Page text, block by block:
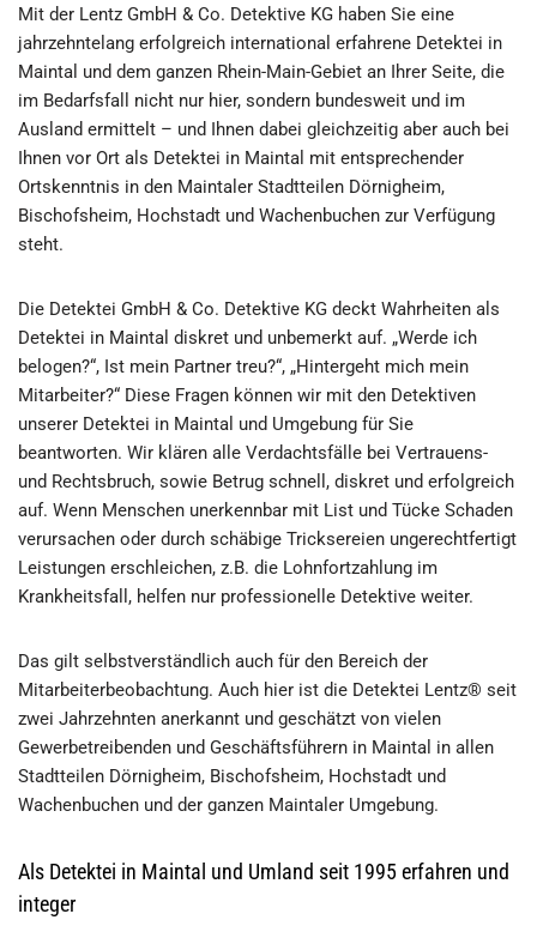
Mit der Lentz GmbH & Co. Detektive KG haben Sie eine
jahrzehntelang erfolgreich international erfahrene Detektei in
Maintal und dem ganzen Rhein-Main-Gebiet an Ihrer Seite, die
im Bedarfsfall nicht nur hier, sondern bundesweit und im
Ausland ermittelt – und Ihnen dabei gleichzeitig aber auch bei
Ihnen vor Ort als Detektei in Maintal mit entsprechender
Ortskenntnis in den Maintaler Stadtteilen Dörnigheim,
Bischofsheim, Hochstadt und Wachenbuchen zur Verfügung
steht.
Die Detektei GmbH & Co. Detektive KG deckt Wahrheiten als
Detektei in Maintal diskret und unbemerkt auf. „Werde ich
belogen?“, Ist mein Partner treu?“, „Hintergeht mich mein
Mitarbeiter?“ Diese Fragen können wir mit den Detektiven
unserer Detektei in Maintal und Umgebung für Sie
beantworten. Wir klären alle Verdachtsfälle bei Vertrauens-
und Rechtsbruch, sowie Betrug schnell, diskret und erfolgreich
auf. Wenn Menschen unerkennbar mit List und Tücke Schaden
verursachen oder durch schäbige Tricksereien ungerechtfertigt
Leistungen erschleichen, z.B. die Lohnfortzahlung im
Krankheitsfall, helfen nur professionelle Detektive weiter.
Das gilt selbstverständlich auch für den Bereich der
Mitarbeiterbeobachtung. Auch hier ist die Detektei Lentz® seit
zwei Jahrzehnten anerkannt und geschätzt von vielen
Gewerbetreibenden und Geschäftsführern in Maintal in allen
Stadtteilen Dörnigheim, Bischofsheim, Hochstadt und
Wachenbuchen und der ganzen Maintaler Umgebung.
Als Detektei in Maintal und Umland seit 1995 erfahren und
integer